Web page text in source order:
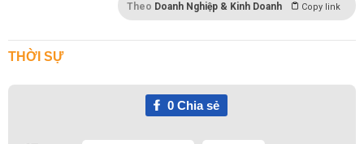
Theo Doanh Nghiệp & Kinh Doanh Copy link
THỜI SỰ
0Chia sẻ